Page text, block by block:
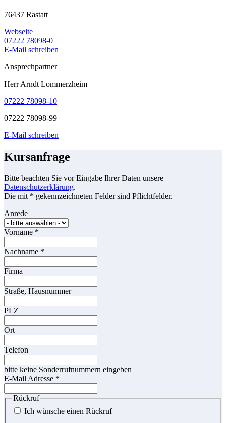
76437 Rastatt
Webseite
07222 78098-0
E-Mail schreiben
Ansprechpartner
Herr Arndt Lommerzheim
07222 78098-10
07222 78098-99
E-Mail schreiben
Kursanfrage
Bitte beachten Sie vor Eingabe Ihrer Daten unsere
Datenschutzerklärung.
Die mit * gekennzeichneten Felder sind Pflichtfelder.
Anrede
Vorname *
Nachname *
Firma
Straße, Hausnummer
PLZ
Ort
Telefon
bitte keine Sonderrufnummern eingeben
E-Mail Adresse *
Rückruf
Ich wünsche einen Rückruf